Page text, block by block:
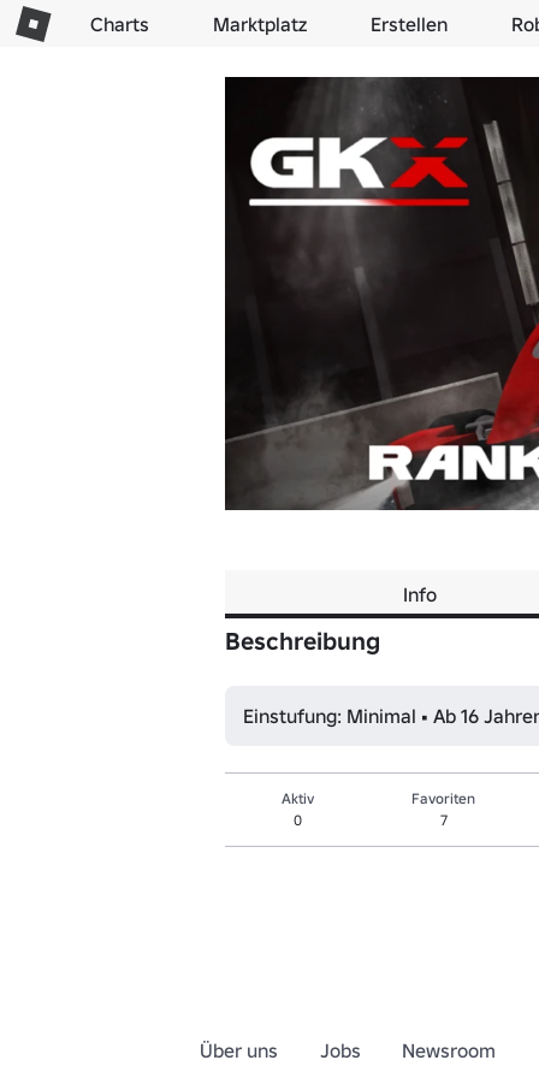
Charts Marktplatz Erstellen
Info
Beschreibung
Einstufung: Minimal • Ab 16
Aktiv
0
Favoriten
7
Über uns Jobs Newsroom